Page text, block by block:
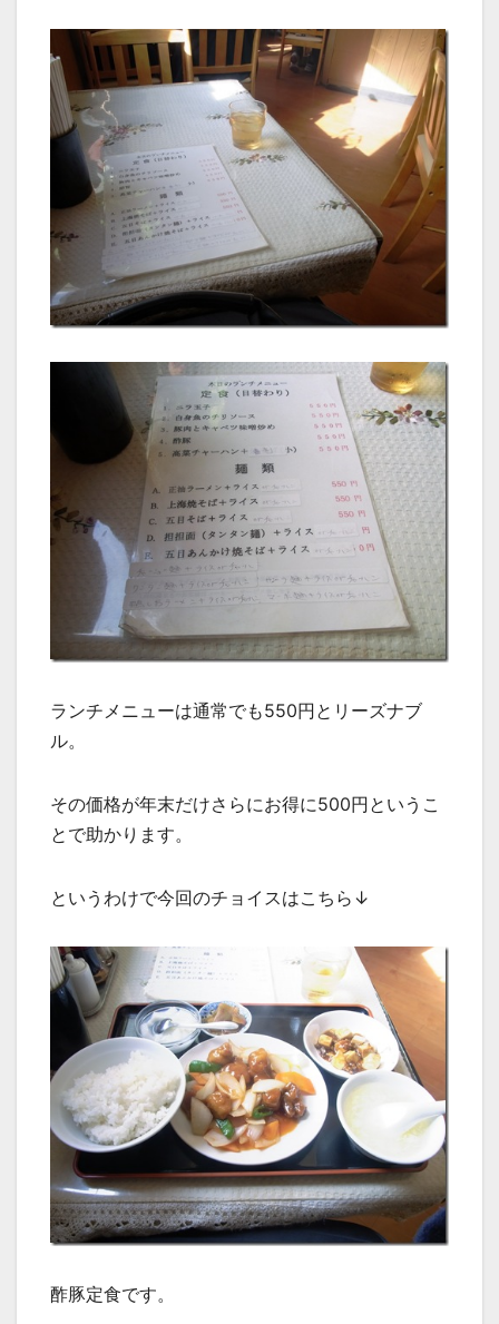
ランチメニューは通常でも550円とリーズナブ
ル。
その価格が年末だけさらにお得に500円というこ
とで助かります。
というわけで今回のチョイスはこちら↓
酢豚定食です。